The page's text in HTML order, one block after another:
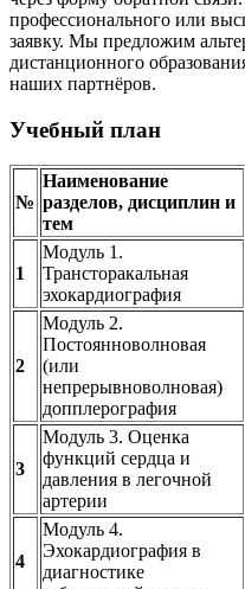
профессионального или
заявку. Мы предложим
дистанционного
наших партнёров.
Учебный план
№
Наименование
разделов, дисциплин и
тем
1
Модуль 1.
Трансторакальная
эхокардиография
2
Модуль 2.
Постоянноволновая
(или
непрерывноволновая)
допплерография
3
Модуль 3. Оценка
функций сердца и
давления в легочной
артерии
4
Модуль 4.
Эхокардиография в
диагностике